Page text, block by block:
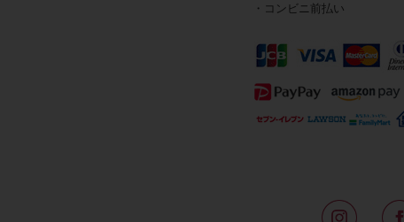
・コンビニ前払い